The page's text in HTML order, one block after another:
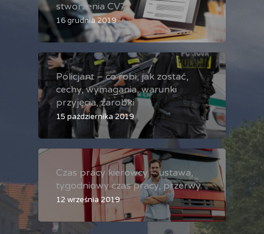
stworzenia CV?
16 grudnia 2019
Policjant – co robi, jak zostać,
cechy, wymagania, warunki
przyjęcia, zarobki
15 października 2019
Czas pracy kierowcy – ustawa,
tygodniowy czas pracy, przerwy
12 września 2019